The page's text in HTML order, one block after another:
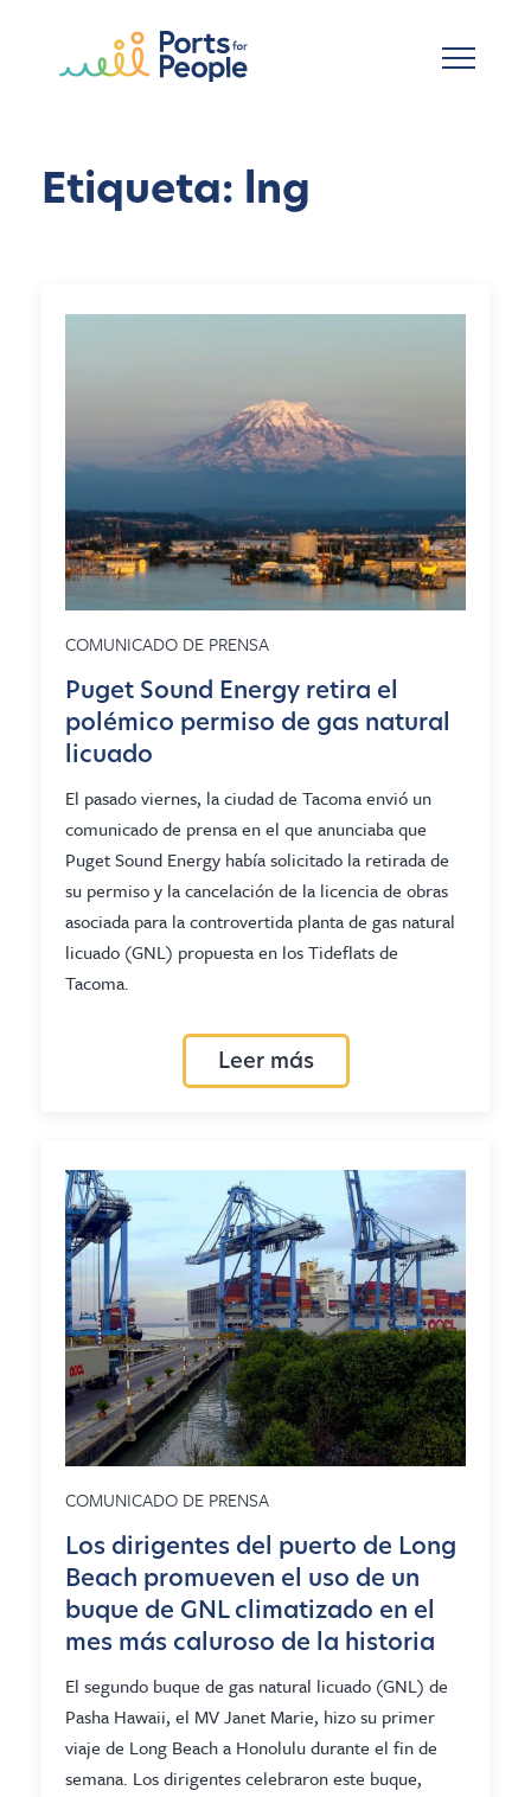
Etiqueta: lng
COMUNICADO DE PRENSA
Puget Sound Energy retira el
polémico permiso de gas natural
licuado
El pasado viernes, la ciudad de Tacoma envió un
comunicado de prensa en el que anunciaba que
Puget Sound Energy había solicitado la retirada de
su permiso y la cancelación de la licencia de obras
asociada para la controvertida planta de gas natural
licuado (GNL) propuesta en los Tideflats de
Tacoma.
Leer más
COMUNICADO DE PRENSA
Los dirigentes del puerto de Long
Beach promueven el uso de un
buque de GNL climatizado en el
mes más caluroso de la historia
El segundo buque de gas natural licuado (GNL) de
Pasha Hawaii, el MV Janet Marie, hizo su primer
viaje de Long Beach a Honolulu durante el fin de
semana. Los dirigentes celebraron este buque,